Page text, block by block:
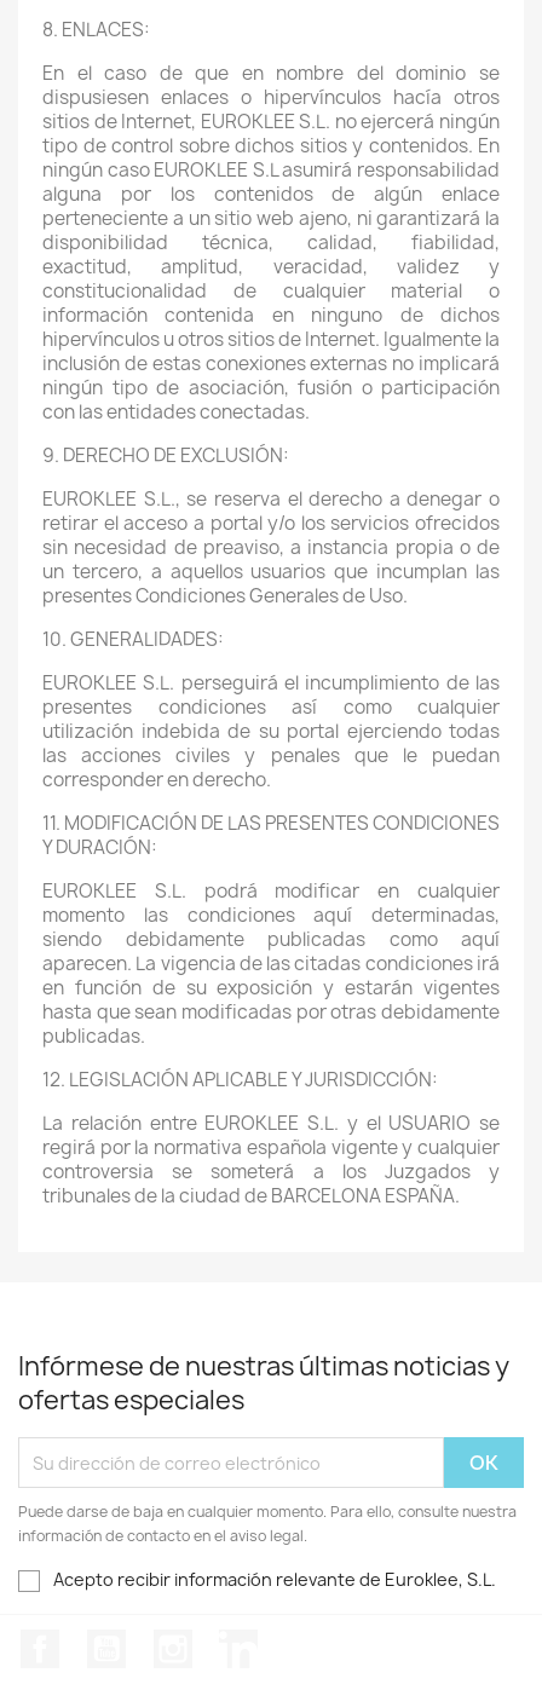
8. ENLACES:
En el caso de que en nombre del dominio se
dispusiesen enlaces o hipervínculos hacía otros
sitios de Internet, EUROKLEE S.L. no ejercerá ningún
tipo de control sobre dichos sitios y contenidos. En
ningún caso EUROKLEE S.L asumirá responsabilidad
alguna por los contenidos de algún enlace
perteneciente a un sitio web ajeno, ni garantizará la
disponibilidad técnica, calidad, fiabilidad,
exactitud, amplitud, veracidad, validez y
constitucionalidad de cualquier material o
información contenida en ninguno de dichos
hipervínculos u otros sitios de Internet. Igualmente la
inclusión de estas conexiones externas no implicará
ningún tipo de asociación, fusión o participación
con las entidades conectadas.
9. DERECHO DE EXCLUSIÓN:
EUROKLEE S.L., se reserva el derecho a denegar o
retirar el acceso a portal y/o los servicios ofrecidos
sin necesidad de preaviso, a instancia propia o de
un tercero, a aquellos usuarios que incumplan las
presentes Condiciones Generales de Uso.
10. GENERALIDADES:
EUROKLEE S.L. perseguirá el incumplimiento de las
presentes condiciones así como cualquier
utilización indebida de su portal ejerciendo todas
las acciones civiles y penales que le puedan
corresponder en derecho.
11. MODIFICACIÓN DE LAS PRESENTES CONDICIONES
Y DURACIÓN:
EUROKLEE S.L. podrá modificar en cualquier
momento las condiciones aquí determinadas,
siendo debidamente publicadas como aquí
aparecen. La vigencia de las citadas condiciones irá
en función de su exposición y estarán vigentes
hasta que sean modificadas por otras debidamente
publicadas.
12. LEGISLACIÓN APLICABLE Y JURISDICCIÓN:
La relación entre EUROKLEE S.L. y el USUARIO se
regirá por la normativa española vigente y cualquier
controversia se someterá a los Juzgados y
tribunales de la ciudad de BARCELONA ESPAÑA.
Infórmese de nuestras últimas noticias y
ofertas especiales
Puede darse de baja en cualquier momento. Para ello, consulte nuestra
información de contacto en el aviso legal.
Acepto recibir información relevante de Euroklee, S.L.